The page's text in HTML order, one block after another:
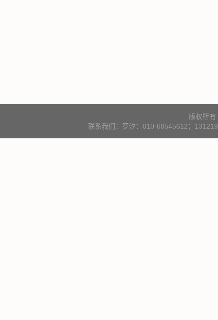
版权所
联系我们：罗汐：010-68545612；